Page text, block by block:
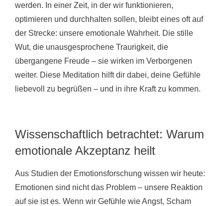
werden. In einer Zeit, in der wir funktionieren,
optimieren und durchhalten sollen, bleibt eines oft auf
der Strecke: unsere emotionale Wahrheit. Die stille
Wut, die unausgesprochene Traurigkeit, die
übergangene Freude – sie wirken im Verborgenen
weiter. Diese Meditation hilft dir dabei, deine Gefühle
liebevoll zu begrüßen – und in ihre Kraft zu kommen.
Wissenschaftlich betrachtet: Warum
emotionale Akzeptanz heilt
Aus Studien der Emotionsforschung wissen wir heute:
Emotionen sind nicht das Problem – unsere Reaktion
auf sie ist es. Wenn wir Gefühle wie Angst, Scham